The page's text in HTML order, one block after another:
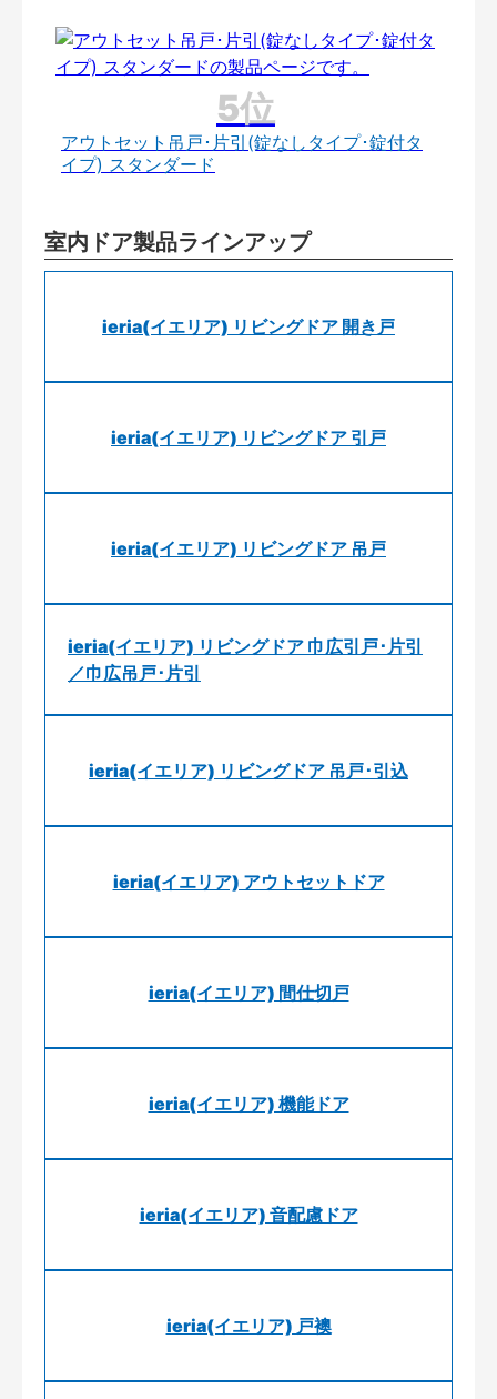
アウトセット吊戸･片引(錠なしタイプ･錠付タ
イプ) スタンダード
室内ドア製品ラインアップ
ieria(イエリア) リビングドア 開き戸
ieria(イエリア) リビングドア 引戸
ieria(イエリア) リビングドア 吊戸
ieria(イエリア) リビングドア 巾広引戸･片引
／巾広吊戸･片引
ieria(イエリア) リビングドア 吊戸･引込
ieria(イエリア) アウトセットドア
ieria(イエリア) 間仕切戸
ieria(イエリア) 機能ドア
ieria(イエリア) 音配慮ドア
ieria(イエリア) 戸襖